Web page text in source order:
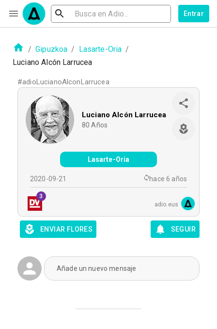
Entrar
/ Gipuzkoa / Lasarte-Oria /
Luciano Alcón Larrucea
#adioLucianoAlconLarrucea
Luciano Alcón Larrucea
80 Años
Lasarte-Oria
2020-09-21 hace 6 años
3
adio.eus
ENVIAR FLORES SEGUIR
Añade un nuevo mensaje